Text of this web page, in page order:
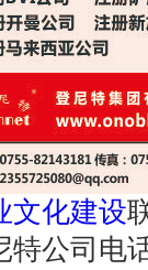
文化建设
特公司电